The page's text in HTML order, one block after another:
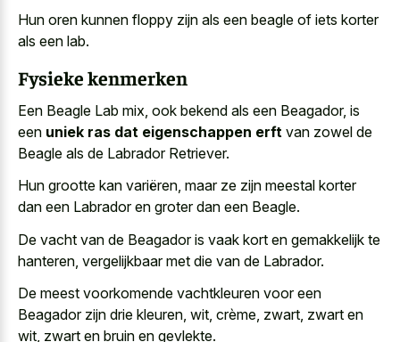
Hun oren kunnen floppy zijn als een beagle of iets korter
als een lab.
Fysieke kenmerken
Een Beagle Lab mix, ook bekend als een Beagador, is
een uniek ras dat eigenschappen erft van zowel de
Beagle als de Labrador Retriever.
Hun grootte kan variëren, maar ze zijn meestal korter
dan een Labrador en groter dan een Beagle.
De vacht van de Beagador is vaak kort en gemakkelijk te
hanteren, vergelijkbaar met die van de Labrador.
De meest voorkomende vachtkleuren voor een
Beagador zijn drie kleuren, wit, crème, zwart, zwart en
wit, zwart en bruin en gevlekte.